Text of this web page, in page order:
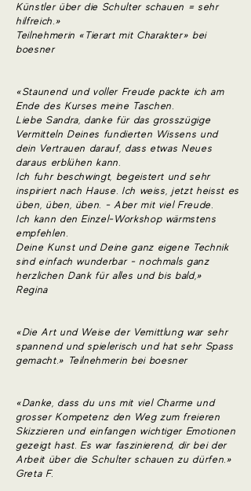
Künstler über die Schulter schauen = sehr
hilfreich.»
Teilnehmerin «Tierart mit Charakter» bei
boesner
«Staunend und voller Freude packte ich am
Ende des Kurses meine Taschen.
Liebe Sandra, danke für das grosszügige
Vermitteln Deines fundierten Wissens und
dein Vertrauen darauf, dass etwas Neues
daraus erblühen kann.
Ich fuhr beschwingt, begeistert und sehr
inspiriert nach Hause. Ich weiss, jetzt heisst es
üben, üben, üben. - Aber mit viel Freude.
Ich kann den Einzel-Workshop wärmstens
empfehlen.
Deine Kunst und Deine ganz eigene Technik
sind einfach wunderbar - nochmals ganz
herzlichen Dank für alles und bis bald,»
Regina
«Die Art und Weise der Vemittlung war sehr
spannend und spielerisch und hat sehr Spass
gemacht.» Teilnehmerin bei boesner
«Danke, dass du uns mit viel Charme und
grosser Kompetenz den Weg zum freieren
Skizzieren und einfangen wichtiger Emotionen
gezeigt hast. Es war faszinierend, dir bei der
Arbeit über die Schulter schauen zu dürfen.»
Greta F.